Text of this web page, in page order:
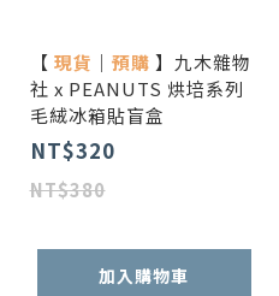
【 現貨 ｜ 預購 】九木雜物
社 x PEANUTS 烘培系列
毛絨冰箱貼盲盒
NT$320
NT$380
加入購物車